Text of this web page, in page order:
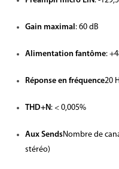
Gain maximal: 60 dB
Alimentation fantôme:
Réponse en fréquence20
THD+N: < 0,005%
Aux SendsNombre de
stéréo)